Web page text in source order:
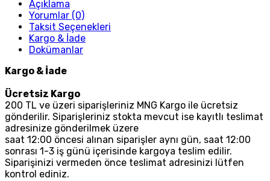
Açıklama
Yorumlar (0)
Taksit Seçenekleri
Kargo & İade
Dokümanlar
Kargo & İade
Ücretsiz Kargo
200 TL ve üzeri siparişleriniz MNG Kargo ile ücretsiz
gönderilir. Siparişleriniz stokta mevcut ise kayıtlı teslimat
adresinize gönderilmek üzere
saat 12:00 öncesi alınan siparişler aynı gün, saat 12:00
sonrası 1-3 iş günü içerisinde kargoya teslim edilir.
Siparişinizi vermeden önce teslimat adresinizi lütfen
kontrol ediniz.